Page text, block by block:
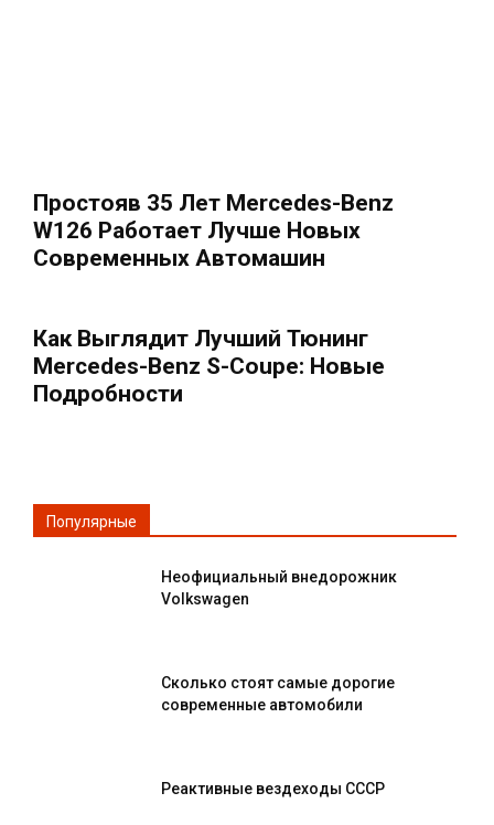
Простояв 35 Лет Mercedes-Benz
W126 Работает Лучше Новых
Современных Автомашин
Как Выглядит Лучший Тюнинг
Mercedes-Benz S-Coupe: Новые
Подробности
Популярные
Неофициальный внедорожник
Volkswagen
Сколько стоят самые дорогие
современные автомобили
Реактивные вездеходы СССР